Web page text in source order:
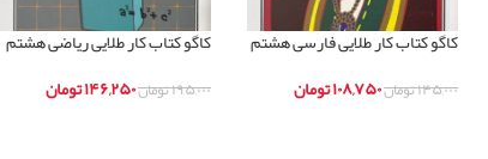
کاگو کتاب کار طلایی فارسی هشتم
۱۴۵,۰۰۰تومان۱۰۸,۷۵۰تومان
کاگو کتاب کار طلایی ریاضی هشتم
۱۹۵,۰۰۰تومان۱۴۶,۲۵۰تومان